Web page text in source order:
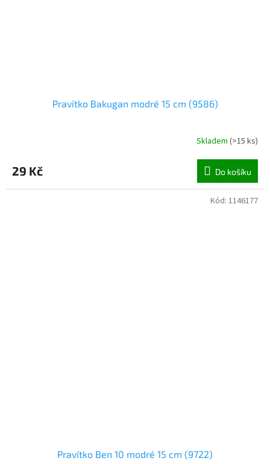
Pravítko Bakugan modré 15 cm (9586)
Skladem (>15 ks)
29 Kč Do košíku
Pravítko Ben 10 modré 15 cm (9722)
Kód: 1146177